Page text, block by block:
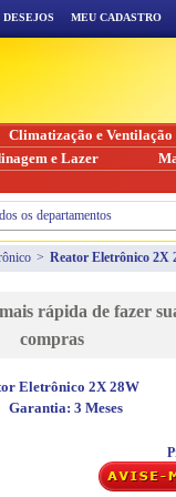
> Reator Eletrônico 2X
rápida de fazer
compras
Eletrônico 2X 28W
Garantia: 3 Meses
MEU CADASTRO
Climatização e Ventilação
e Lazer
os departamentos